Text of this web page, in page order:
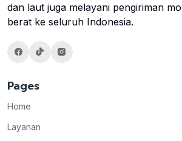
dan laut juga melayani pengiriman
berat ke seluruh Indonesia.
Pages
Home
Layanan